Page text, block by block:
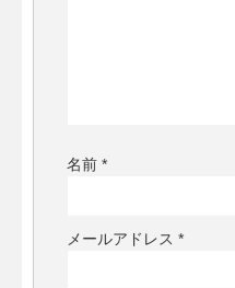
名前 *
メールアドレス *